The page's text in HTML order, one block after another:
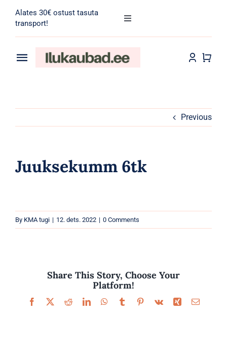
content
Alates 30€ ostust tasuta
transport!
Toggle
for:
Toggle
Meik
Parfüümid
Previous
Juuksekumm 6tk
By KMA tugi | 12. dets. 2022 | 0 Comments
Share This Story, Choose Your
Platform!
Facebook
X RedditLinkedInWhatsApp
TumblrPinterest
Vk Xing Email